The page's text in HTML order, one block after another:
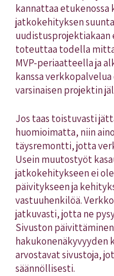
kannattaa etukenossa
jatkokehityksen
toteuttaa todella
MVP-periaatteella ja
kanssa
varsinaisen projektin
Jos taas toistuvasti
huomioimatta, niin
täysremontti, jotta
Usein muutostyöt
jatkokehitykseen ei
päivitykseen ja
vastuuhenkilöä.
jatkuvasti, jotta ne
Sivuston
hakukonenäkyvyyden
arvostavat sivustoja,
säännöllisesti.